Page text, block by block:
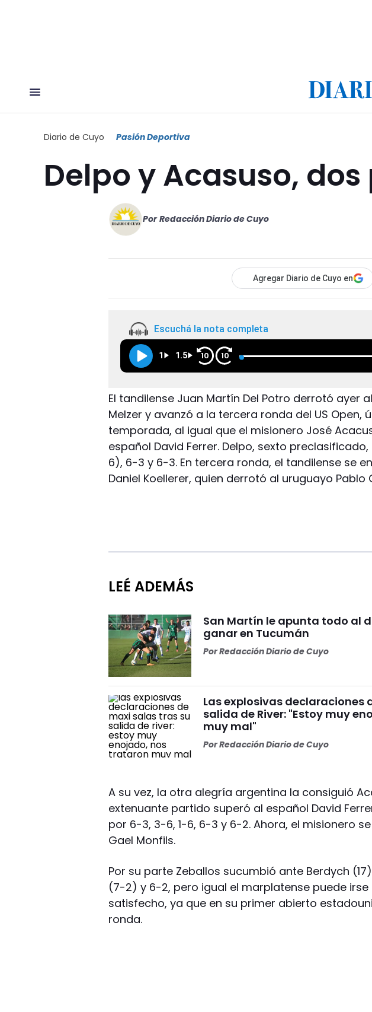
Diario de Cuyo Pasión Deportiva
Delpo y Acasuso,
Por Redacción Diario de Cuyo
Agregar Diario de Cuyo en
Escuchá la nota completa
1 1.5 10 10
El tandilense Juan Martín Del Potro derrotó ayer
Melzer y avanzó a la tercera ronda del US Open,
temporada, al igual que el misionero José
español David Ferrer. Delpo, sexto
6), 6-3 y 6-3. En tercera ronda, el tandilense se
Daniel Koellerer, quien derrotó al uruguayo Pablo
LEÉ ADEMÁS
San Martín le apunta todo al
ganar en Tucumán
PorRedacción Diario de Cuyo
Las explosivas declaraciones
salida de River: "Estoy muy
muy mal"
PorRedacción Diario de Cuyo
A su vez, la otra alegría argentina la consiguió
extenuante partido superó al español David
por 6-3, 3-6, 1-6, 6-3 y 6-2. Ahora, el misionero
Gael Monfils.
Por su parte Zeballos sucumbió ante Berdych
(7-2) y 6-2, pero igual el marplatense puede
satisfecho, ya que en su primer abierto
ronda.